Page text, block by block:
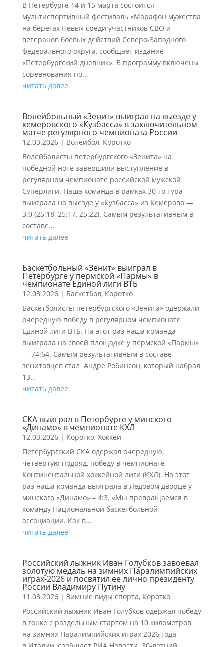
В Петербурге 14 и 15 марта состоится
мультиспортивный фестиваль «Марафон мужества
на берегах Невы» среди участников СВО и
ветеранов боевых действий Северо-Западного
федерального округа, сообщает издание
«Петербургский дневник». В программу включены
соревнования по...
читать далее
Волейбольный «Зенит» выиграл на выезде у
кемеровского «Кузбасса» в заключительном
матче регулярного чемпионата России
12.03.2026| Волейбол, Коротко
Волейболисты петербургского «Зенита» на
победной ноте завершили выступление в
регулярном чемпионате российской мужской
Суперлиги. Наша команда в рамках 30-го тура
выиграла на выезде у «Кузбасса» из Кемерово —
3:0 (25:18, 25:17, 25:22). Самым результативным в
составе...
читать далее
Баскетбольный «Зенит» выиграл в
Петербурге у пермской «Пармы» в
чемпионате Единой лиги ВТБ
12.03.2026| Баскетбол, Коротко
Баскетболисты петербургского «Зенита» одержали
очередную победу в регулярном чемпионате
Единой лиги ВТБ. На этот раз наша команда
выиграла на своей площадке у пермской «Пармы»
— 74:64. Самым результативным в составе
зенитовцев стал Андре Робинсон, который набрал
13...
читать далее
СКА выиграл в Петербурге у минского
«Динамо» в чемпионате КХЛ
12.03.2026| Коротко, Хоккей
Петербургский СКА одержал очередную,
четвертую подряд, победу в чемпионате
Континентальной хоккейной лиги (КХЛ). На этот
раз наша команда выиграла в Ледовом дворце у
минского «Динамо» – 4:3. «Мы превращаемся в
команду Национальной баскетбольной
ассоциации. Как в...
читать далее
Российский лыжник Иван Голубков завоевал
золотую медаль на зимних Паралимпийских
играх-2026 и посвятил ее лично президенту
России Владимиру Путину
11.03.2026| Зимние виды спорта, Коротко
Российский лыжник Иван Голубков одержал победу
в гонке с раздельным стартом на 10 километров
на зимних Паралимпийских играх 2026 года